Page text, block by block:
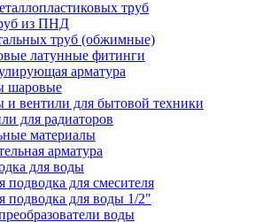
труб
из ПНД
труб (обжимные)
латунные фитинги
арматура
шаровые
и вентили для бытовой техники
для радиаторов
материалы
арматура
для воды
подводка для смесителя
подводка для воды 1/2"
воды